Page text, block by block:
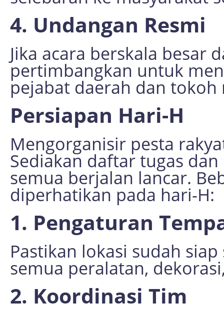
4. Undangan Resmi
Jika acara berskala besar
pertimbangkan untuk
pejabat daerah dan tokoh
Persiapan Hari-H
Mengorganisir pesta
Sediakan daftar tugas
semua berjalan lancar.
diperhatikan pada hari-H:
1. Pengaturan
Pastikan lokasi sudah
semua peralatan,
2. Koordinasi Tim